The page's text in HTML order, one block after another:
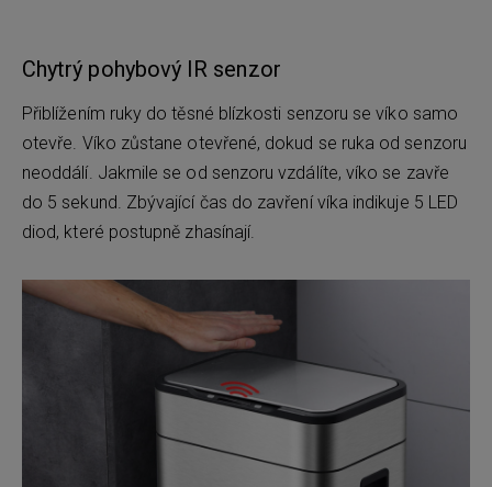
Chytrý pohybový IR senzor
Přiblížením ruky do těsné blízkosti senzoru se víko samo
otevře. Víko zůstane otevřené, dokud se ruka od senzoru
neoddálí. Jakmile se od senzoru vzdálíte, víko se zavře
do 5 sekund. Zbývající čas do zavření víka indikuje 5 LED
diod, které postupně zhasínají.